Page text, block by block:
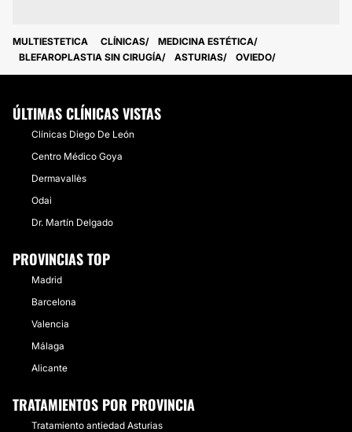
MULTIESTETICA CLÍNICAS
MEDICINA ESTÉTICA
BLEFAROPLASTIA SIN CIRUGÍA
ASTURIAS OVIEDO
ÚLTIMAS CLÍNICAS VISTAS
Clínicas Diego De León
Centro Médico Goya
Dermavallès
Odai
Dr. Martín Delgado
PROVINCIAS TOP
Madrid
Barcelona
Valencia
Málaga
Alicante
TRATAMIENTOS POR PROVINCIA
Tratamiento antiedad Asturias